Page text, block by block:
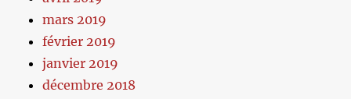
mars 2019
février 2019
janvier 2019
décembre 2018